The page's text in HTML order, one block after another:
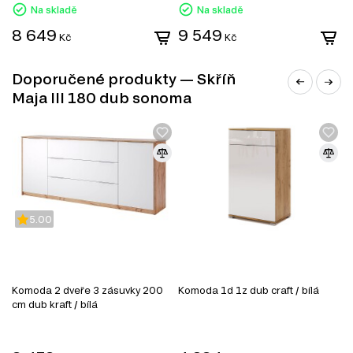
nábytkářském průmyslu. Vyrábí se z dřevěných vláken
lisováním pod vysokým tlakem a teplotou za přidání
Na skladě
8 649 Kč
Na skladě
9 549 Kč
Doporučené produkty — Skříň
Maja III 180 dub sonoma
5.00
Komoda 2 dveře 3 zásuvky 200
cm dub kraft / bílá
Komoda 1d 1z dub craft / bílá